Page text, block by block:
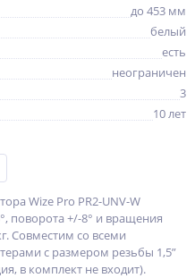
до 453 мм
белый
есть
неограничен
3
10 лет
Wize Pro PR2-UNV-W
поворота +/-8° и вращения
Совместим со всеми
c размером резьбы 1,5”
в комплект не входит).